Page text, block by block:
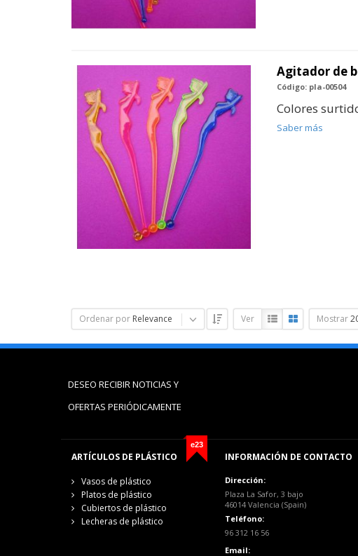
Agitador de
Código: pla-00504
Colores
Saber más
Ordenar por Relevance Ver Mostrar
DESEO RECIBIR NOTICIAS Y
OFERTAS PERIÓDICAMENTE
e23
ARTÍCULOS DE PLÁSTICO
Vasos de plástico
Platos de plástico
Cubiertos de plástico
Lecheras de plástico
INFORMACIÓN DE CONTACTO
Dirección:
Plaza La Safor, 3 bajo
46014 Valencia (Spain)
Teléfono:
96 312 16 56
Email: